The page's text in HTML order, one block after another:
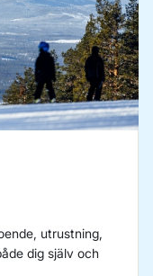
utrustning,
dig själv och